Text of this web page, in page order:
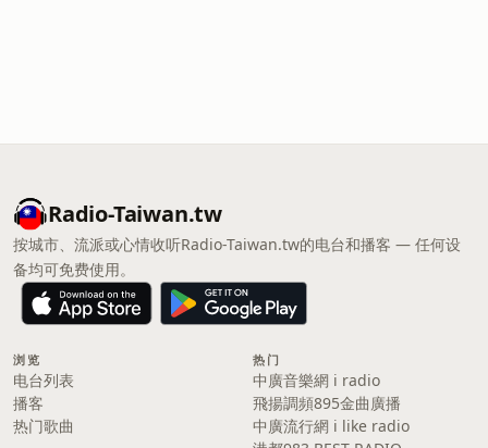
Radio-Taiwan.tw
按城市、流派或心情收听Radio-Taiwan.tw的电台和播客 — 任何设
备均可免费使用。
浏览
电台列表
播客
热门歌曲
热门
中廣音樂網 i radio
飛揚調頻895金曲廣播
中廣流行網 i like radio